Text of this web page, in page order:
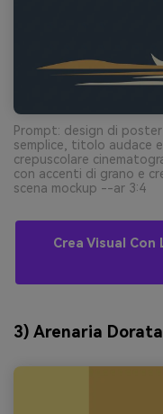
Prompt: design di
semplice, titolo audace
crepuscolare
con accenti di grano e
scena mockup --ar 3:4
Crea Visual
3) Arenaria Dorata